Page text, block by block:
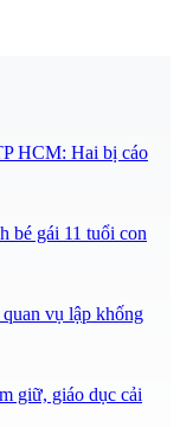
HCM: Hai bị cáo
bé gái 11 tuổi con
vụ lập khống
giữ, giáo dục cải